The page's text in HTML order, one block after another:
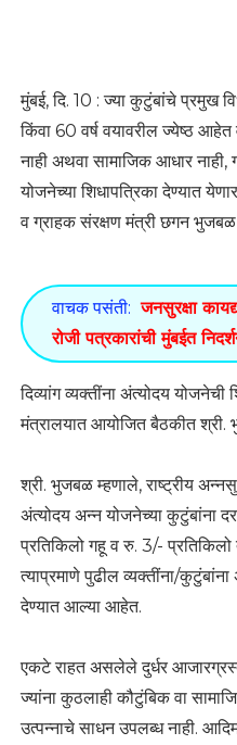
मुंबई, दि. 10 : ज्या कुटुंबांचे प्रमुख
किंवा 60 वर्ष वयावरील ज्येष्ठ आहेत
नाही अथवा सामाजिक आधार नाही,
योजनेच्या शिधापत्रिका देण्यात
व ग्राहक संरक्षण मंत्री छगन भुजबळ
वाचक पसंती: जनसुरक्षा
रोजी पत्रकारांची मुंबईत
दिव्यांग व्यक्तींना अंत्योदय योजनेची
मंत्रालयात आयोजित बैठकीत श्री.
श्री. भुजबळ म्हणाले, राष्ट्रीय
अंत्योदय अन्न योजनेच्या कुटुंबांना
प्रतिकिलो गहू व रु. 3/- प्रतिकिलो
त्याप्रमाणे पुढील व्यक्तींना/
देण्यात आल्या आहेत.
एकटे राहत असलेले दुर्धर आजारग्रस्त/
ज्यांना कुठलाही कौटुंबिक वा
उत्पन्नाचे साधन उपलब्ध नाही.